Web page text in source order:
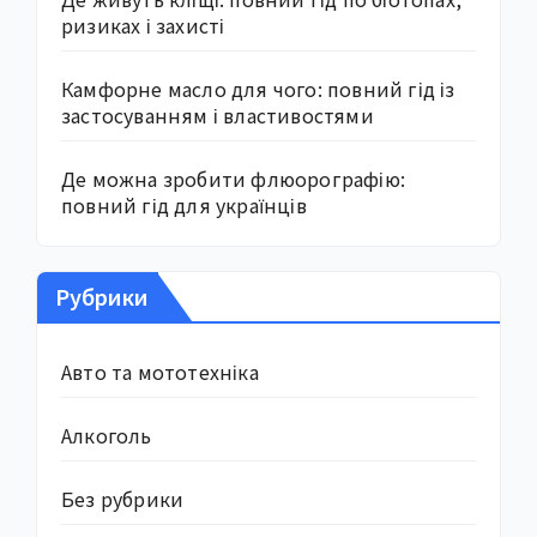
ризиках і захисті
Камфорне масло для чого: повний гід із
застосуванням і властивостями
Де можна зробити флюорографію:
повний гід для українців
Рубрики
Авто та мототехніка
Алкоголь
Без рубрики